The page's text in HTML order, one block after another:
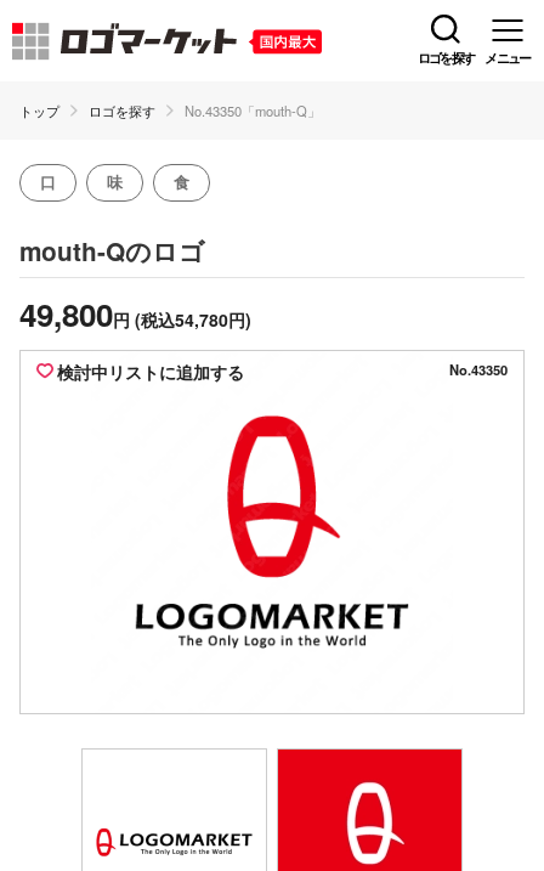
ロゴを探す メニュー
トップ ロゴを探す No.43350「mouth-Q」
口 味 食
mouth-Qのロゴ
49,800円 (税込54,780円)
検討中リストに追加する No.43350